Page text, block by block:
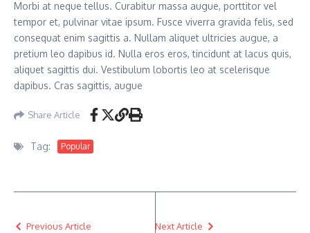
Morbi at neque tellus. Curabitur massa augue, porttitor vel
tempor et, pulvinar vitae ipsum. Fusce viverra gravida felis, sed
consequat enim sagittis a. Nullam aliquet ultricies augue, a
pretium leo dapibus id. Nulla eros eros, tincidunt at lacus quis,
aliquet sagittis dui. Vestibulum lobortis leo at scelerisque
dapibus. Cras sagittis, augue
Share Article
Tag: Popular
Previous Article Next Article